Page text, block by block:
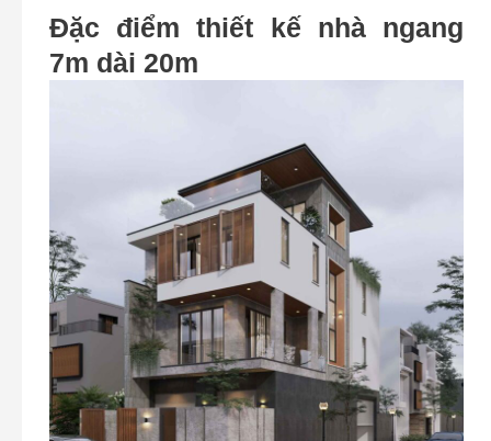
Đặc điểm thiết kế nhà ngang
7m dài 20m